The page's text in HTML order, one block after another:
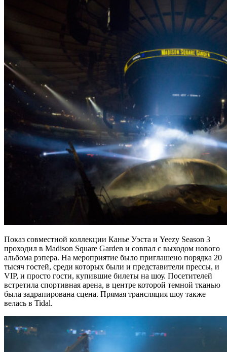
Показ совместной коллекции Канье Уэста и Yeezy Season 3
проходил в Madison Square Garden и совпал с выходом нового
альбома рэпера. На мероприятие было приглашено порядка 20
тысяч гостей, среди которых были и представители прессы, и
VIP, и просто гости, купившие билеты на шоу. Посетителей
встретила спортивная арена, в центре которой темной тканью
была задрапирована сцена. Прямая трансляция шоу также
велась в Tidal.